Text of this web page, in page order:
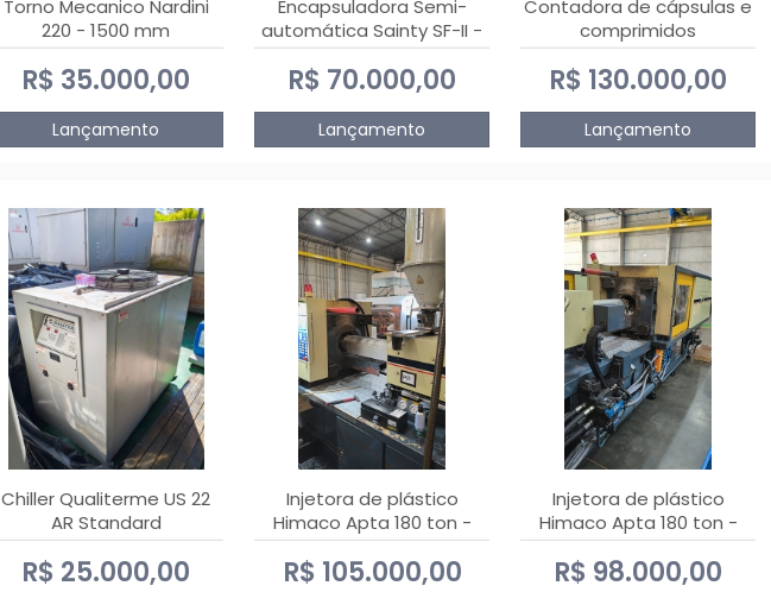
Torno Mecanico Nardini
220 - 1500 mm
R$ 35.000,00
Lançamento
Encapsuladora Semi-
automática Sainty SF-II -
0 e 00
R$ 70.000,00
Lançamento
Contadora de cápsulas e
comprimidos
PHARMACOUNT - 2-2R3
R$ 130.000,00
Lançamento
Chiller Qualiterme US 22
AR Standard
R$ 25.000,00
Injetora de plástico
Himaco Apta 180 ton -
2010
R$ 105.000,00
Injetora de plástico
Himaco Apta 180 ton -
2009
R$ 98.000,00